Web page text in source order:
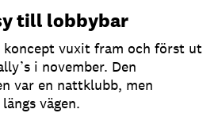
till lobbybar
koncept vuxit fram och först ut
i november. Den
var en nattklubb, men
vägen.